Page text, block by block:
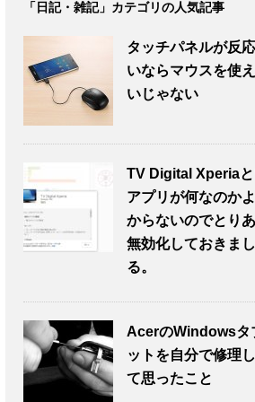
「日記・雑記」カテゴリの人気記事
タッチパネルが反
いならマウスを使
いじゃない
TV Digital Xperiaと
アプリが何なのか
からないのでとり
無効化しておきま
る。
AcerのWindowsタ
ットを自分で修理
て思ったこと